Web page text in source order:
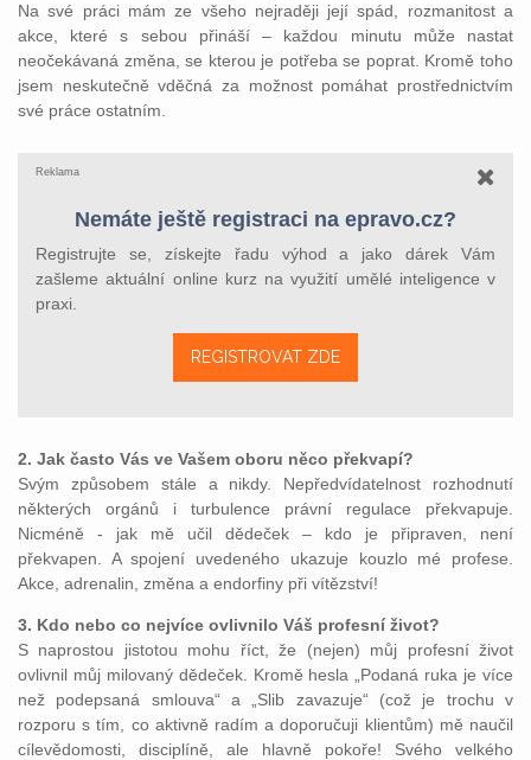
Na své práci mám ze všeho nejraději její spád, rozmanitost a
akce, které s sebou přináší – každou minutu může nastat
neočekávaná změna, se kterou je potřeba se poprat. Kromě toho
jsem neskutečně vděčná za možnost pomáhat prostřednictvím
své práce ostatním.
Reklama
Nemáte ještě registraci na epravo.cz?
Registrujte se, získejte řadu výhod a jako dárek Vám
zašleme aktuální online kurz na využití umělé inteligence v
praxi.
REGISTROVAT ZDE
2. Jak často Vás ve Vašem oboru něco překvapí?
Svým způsobem stále a nikdy. Nepředvídatelnost rozhodnutí
některých orgánů i turbulence právní regulace překvapuje.
Nicméně - jak mě učil dědeček – kdo je připraven, není
překvapen. A spojení uvedeného ukazuje kouzlo mé profese.
Akce, adrenalin, změna a endorfiny při vítězství!
3. Kdo nebo co nejvíce ovlivnilo Váš profesní život?
S naprostou jistotou mohu říct, že (nejen) můj profesní život
ovlivnil můj milovaný dědeček. Kromě hesla „Podaná ruka je více
než podepsaná smlouva“ a „Slib zavazuje“ (což je trochu v
rozporu s tím, co aktivně radím a doporučuji klientům) mě naučil
cílevědomosti, disciplíně, ale hlavně pokoře! Svého velkého